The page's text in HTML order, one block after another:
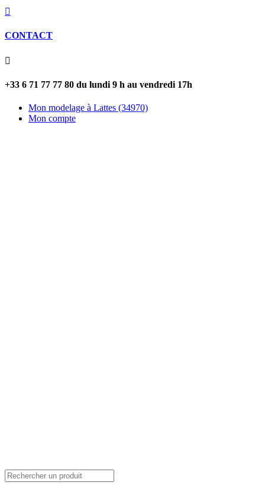

CONTACT

+33 6 71 77 77 80 du lundi 9 h au vendredi 17h
Mon modelage à Lattes (34970)
Mon compte